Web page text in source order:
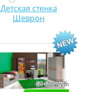
Детская стенка
Шеврон
61 600 руб.